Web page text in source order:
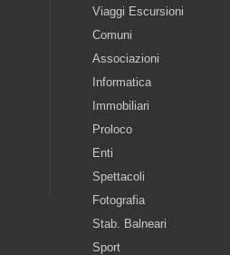
Viaggi Escursioni
Comuni
Associazioni
Informatica
Immobiliari
Proloco
Enti
Spettacoli
Fotografia
Stab. Balneari
Sport